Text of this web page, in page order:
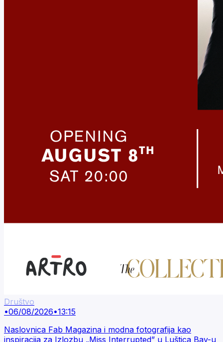
Društvo
•06/08/2026•13:15
Naslovnica Fab Magazina i modna fotografija kao
inspiracija za Izlozbu „Miss Interrupted” u Luštica Bay-u